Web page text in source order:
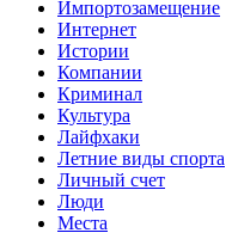
Импортозамещение
Интернет
Истории
Компании
Криминал
Культура
Лайфхаки
Летние виды спорта
Личный счет
Люди
Места